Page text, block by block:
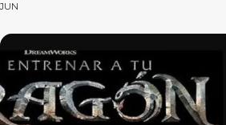
JUN